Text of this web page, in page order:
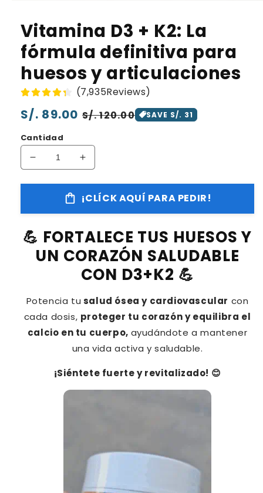
Vitamina D3 + K2: La
fórmula definitiva para
huesos y articulaciones
(7,935Reviews)
Precio
habitual
S/. 89.00 Precio
oferta
S/. 120.00 SAVE S/. 31
Cantidad
Reducir
para
Vitamina
D3
K2:
La
fórmula
huesos
articulaciones
Aumentar
para
Vitamina
D3
K2:
La
fórmula
definitiva
huesos
articulaciones
¡CLÍCK AQUÍ PARA PEDIR!
💪 FORTALECE TUS HUESOS Y
UN CORAZÓN SALUDABLE
CON D3+K2 💪
Potencia tu salud ósea y cardiovascular con
cada dosis, proteger tu corazón y equilibra el
calcio en tu cuerpo, ayudándote a mantener
una vida activa y saludable.
¡Siéntete fuerte y revitalizado! 😊